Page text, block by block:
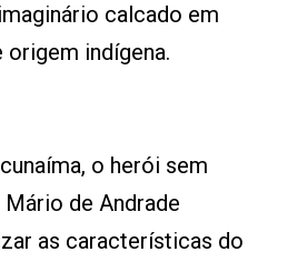
calcado em
indígena.
o herói sem
Mário de Andrade
as características do